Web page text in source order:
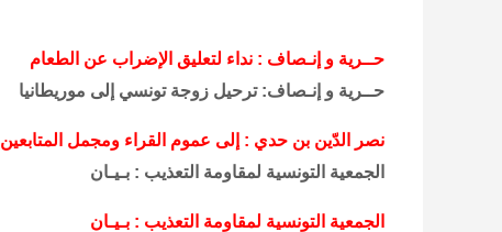
حــرية و إنـصاف : نداء لتعليق الإضراب عن الطعام
حــرية و إنـصاف: ترحيل زوجة تونسي إلى موريطانيا
نصر الدّين بن حدي : إلى عموم القراء ومجمل
الجمعية التونسية لمقاومة التعذيب : بـيـان
الجمعية التونسية لمقاومة التعذيب : بـيـان